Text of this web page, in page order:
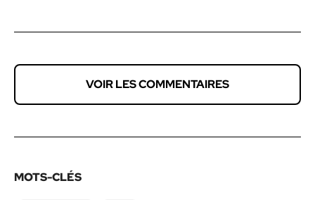
VOIR LES COMMENTAIRES
MOTS-CLÉS